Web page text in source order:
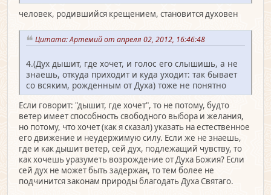
человек, родившийся крещением, становится духовен
Цитата: Артемий от апреля 02, 2012, 16:46:48
4.(Дух дышит, где хочет, и голос его слышишь, а не
знаешь, откуда приходит и куда уходит: так бывает
со всяким, рожденным от Духа) тоже не понятно
Если говорит: "дышит, где хочет", то не потому, будто
ветер имеет способность свободного выбора и желания,
но потому, что хочет (как я сказал) указать на естественное
его движение и неудержимую силу. Если же не знаешь,
где и как дышит ветер, сей дух, подлежащий чувству, то
как хочешь уразуметь возрождение от Духа Божия? Если
сей дух не может быть задержан, то тем более не
подчинится законам природы благодать Духа Святаго.